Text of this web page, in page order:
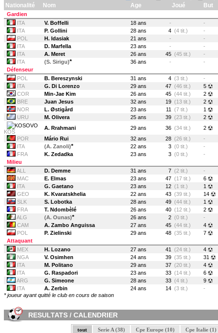
Nationalité Nom Age Joué But
Gardien
ITA
V. Boffelli 18 ans -
-
ITA
P. Gollini 28 ans 4 (4 tit.)
-
POL
H. Idasiak 21 ans -
-
ITA
D. Marfella 23 ans -
-
ITA
A. Meret 26 ans 45 (45 tit.)
-
ITA
(S. Sirigu)* 36 ans -
-
Défenseur
POL
B. Bereszynski 31 ans 4 (3 tit.)
-
ITA
G. Di Lorenzo 29 ans 47 (46 tit.)
5
COR
Min-Jae Kim 26 ans 45 (44 tit.)
2
BRE
Juan Jesus 32 ans 19 (13 tit.)
2
NOR
L. Østigård 23 ans 11 (7 tit.)
1
URU
M. Olivera 25 ans 39 (23 tit.) 2
KOS
A. Rrahmani 29 ans 36 (34 tit.)
2
POR
Mário Rui 32 ans 28 (26 tit.)
-
ITA
(A. Zanoli)* 22 ans 3 (0 tit.)
-
FRA
K. Zedadka 23 ans 3 (0 tit.)
-
Milieu
ALL
D. Demme 31 ans 7 (2 tit.)
-
MAC
E. Elmas 23 ans 47 (17 tit.)
6
ITA
G. Gaetano 23 ans 12 (1 tit.)
1
GEO
K. Kvaratskhelia 22 ans 43 (39 tit.)
14
SLK
S. Lobotka 28 ans 49 (44 tit.)
1
FRA
T. Ndombèlé 26 ans 40 (12 tit.)
2
ALG
(A. Ounas)* 26 ans 2 (0 tit.)
-
CAM
A. Zambo Anguissa 27 ans 45 (44 tit.)
4
POL
P. Zielinski 29 ans 48 (35 tit.)
7
Attaquant
MEX
H. Lozano 27 ans 41 (24 tit.)
4
NGA
V. Osimhen 24 ans 39 (35 tit.)
31
ITA
M. Politano 29 ans 37 (20 tit.)
4
ITA
G. Raspadori 23 ans 33 (14 tit.)
6
ARG
G. Simeone 28 ans 33 (4 tit.)
9
ITA
A. Zerbin 24 ans 14 (3 tit.)
-
* joueur ayant quitté le club en cours de saison
RESULTATS / CALENDRIER
tout Serie A (38) Cpe Europe (10) Cpe Italie (1)